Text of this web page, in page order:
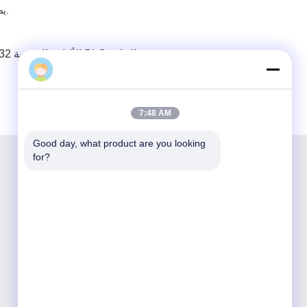
1X32 الألياف البصرية PLC الخائن
7:48 AM
Good day, what product are you looking
for?